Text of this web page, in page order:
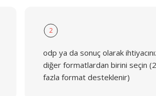
2
odp ya da sonuç olarak
diğer formatlardan birini seçin
fazla format desteklenir)